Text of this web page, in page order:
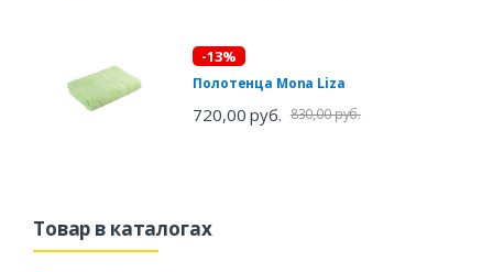
-13%
Полотенца Mona Liza
720,00 руб. 830,00 руб.
Товар в каталогах